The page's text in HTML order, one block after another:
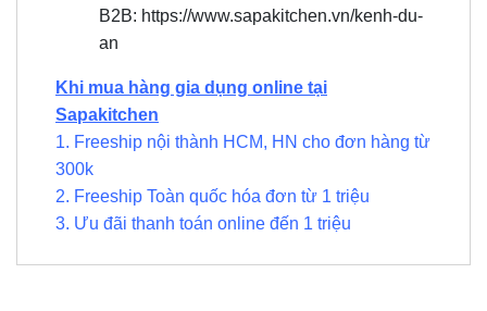
B2B: https://www.sapakitchen.vn/kenh-du-
an
Khi mua hàng gia dụng online tại
Sapakitchen
1. Freeship nội thành HCM, HN cho đơn hàng từ
300k
2. Freeship Toàn quốc hóa đơn từ 1 triệu
3. Ưu đãi thanh toán online đến 1 triệu